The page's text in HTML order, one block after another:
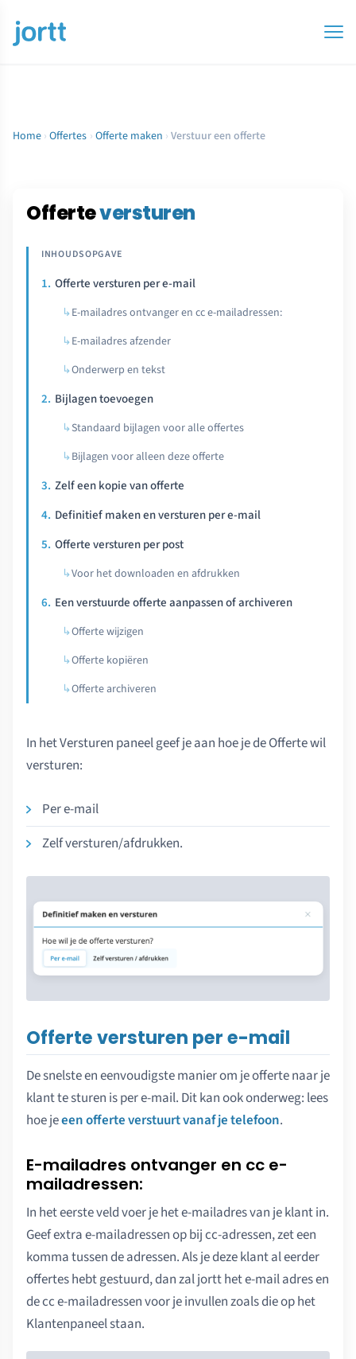
Home › Offertes › Offerte maken › Verstuur een offerte
Offerteversturen
Offerte versturen per e-mail
E-mailadres ontvanger en cc e-mailadressen:
E-mailadres afzender
Onderwerp en tekst
Bijlagen toevoegen
Standaard bijlagen voor alle offertes
Bijlagen voor alleen deze offerte
Zelf een kopie van offerte
Definitief maken en versturen per e-mail
Offerte versturen per post
Voor het downloaden en afdrukken
Een verstuurde offerte aanpassen of archiveren
Offerte wijzigen
Offerte kopiëren
Offerte archiveren
In het Versturen paneel geef je aan hoe je de Offerte wil
versturen:
Per e-mail
Zelf versturen/afdrukken.
Offerte versturen per e-mail
De snelste en eenvoudigste manier om je offerte naar je
klant te sturen is per e-mail. Dit kan ook onderweg: lees
hoe jeeen offerte verstuurt vanaf je telefoon.
E-mailadres ontvanger en cc e-
mailadressen:
In het eerste veld voer je het e-mailadres van je klant in.
Geef extra e-mailadressen op bij cc-adressen, zet een
komma tussen de adressen. Als je deze klant al eerder
offertes hebt gestuurd, dan zal jortt het e-mail adres en
de cc e-mailadressen voor je invullen zoals die op het
Klantenpaneel staan.